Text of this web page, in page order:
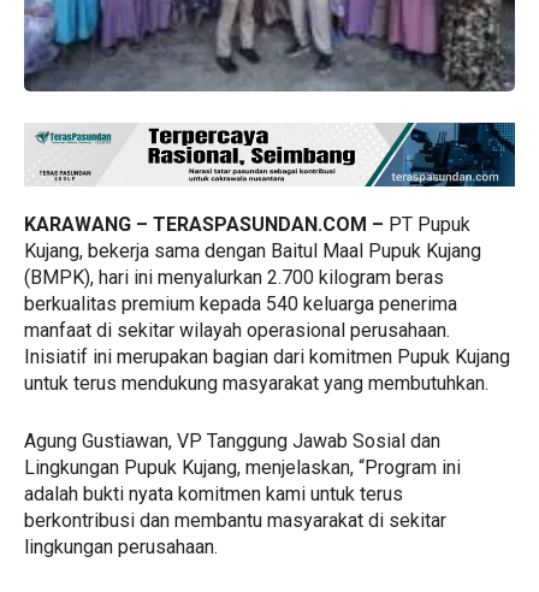
KARAWANG – TERASPASUNDAN.COM – PT Pupuk
Kujang, bekerja sama dengan Baitul Maal Pupuk Kujang
(BMPK), hari ini menyalurkan 2.700 kilogram beras
berkualitas premium kepada 540 keluarga penerima
manfaat di sekitar wilayah operasional perusahaan.
Inisiatif ini merupakan bagian dari komitmen Pupuk Kujang
untuk terus mendukung masyarakat yang membutuhkan.
Agung Gustiawan, VP Tanggung Jawab Sosial dan
Lingkungan Pupuk Kujang, menjelaskan, “Program ini
adalah bukti nyata komitmen kami untuk terus
berkontribusi dan membantu masyarakat di sekitar
lingkungan perusahaan.